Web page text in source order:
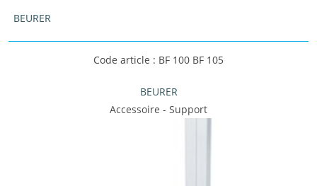
BEURER
Code article : BF 100 BF 105
BEURER
Accessoire - Support